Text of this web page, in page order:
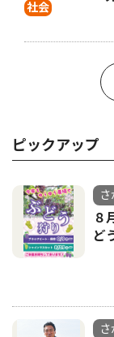
社会
ピックアップ
８
ど